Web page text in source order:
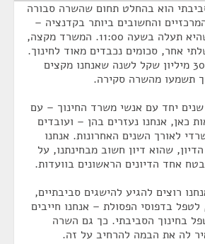
הוא בהחלט תחום שהשרה סבורה
והחשובים ביותר בקדנציה –
היא תרחיב הנושא כשהיא תעלה בשעה 11:00. המשרד מקצה,
אחר, סכומים נכבדים מאוד לחינוך.
אנחנו מדברים על כ-30 מיליון שקל לשנה שאנחנו מקצים
תשמעו מהשרה סקירה.
יחד עם אנשי משרד החינוך – עם
כאן, אנחנו נעזרים בהן – ועובדים
לאורך השנים האחרונות. אנחנו
שהוא דיון חשוב מבחינתנו, על
אחד הדיונים הראשונים בוועדות.
רוצים להגיע להישגים סביבתיים,
לטפל בדפוסי הפסולת – אנחנו חייבים
בחינוך הסביבתי. כך גם השרה
לה את הבמה להרחיב על זה.